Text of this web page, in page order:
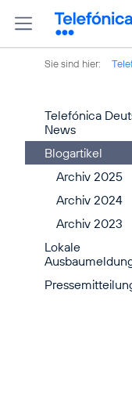
Sie sind hier:
Telefónica
News
Blogartikel
Archiv 2025
Archiv 2024
Archiv 2023
Lokale